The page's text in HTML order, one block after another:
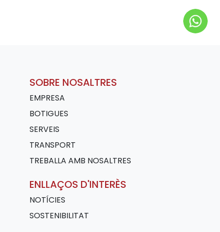
SOBRE NOSALTRES
EMPRESA
BOTIGUES
SERVEIS
TRANSPORT
TREBALLA AMB NOSALTRES
ENLLAÇOS D'INTERÈS
NOTÍCIES
SOSTENIBILITAT